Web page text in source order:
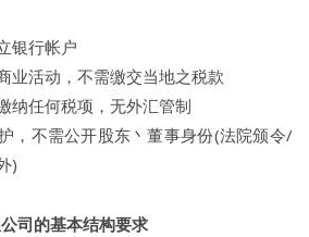
银行帐户
业活动，不需缴交当地之税款
纳任何税项，无外汇管制
，不需公开股东丶董事身份(法院颁令/
)
司的基本结构要求